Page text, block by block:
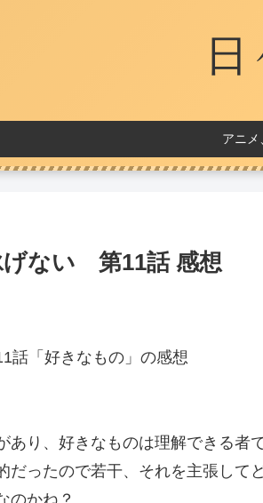
アニメ
げない 第11話 感想
「好きなもの」の感想
あり、好きなものは理解できる者
だったので若干、それを主張して
のかね？